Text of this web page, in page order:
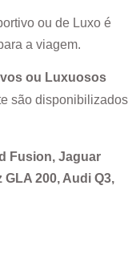
ou de Luxo é
a viagem.
ou Luxuosos
são disponibilizados
Fusion, Jaguar
200, Audi Q3,